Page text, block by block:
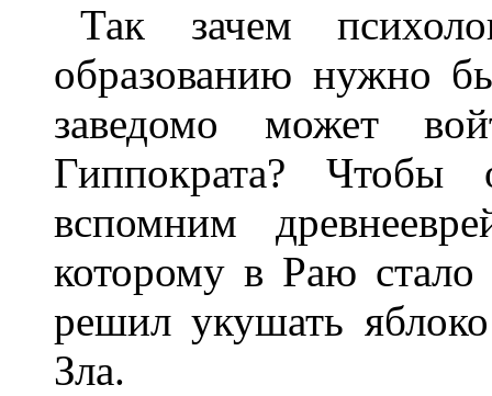
Так зачем
образованию нужно
заведомо может
Гиппократа? Чтобы
вспомним
которому в Раю стало
решил укушать
Зла.